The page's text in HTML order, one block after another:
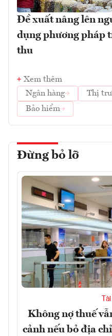
Đề xuất nâng lên
dụng phương pháp
thu
Xem thêm
Ngân hàng
Thị
Bảo hiểm
Đừng bỏ lỡ
Không nợ thuế
cảnh nếu bỏ địa